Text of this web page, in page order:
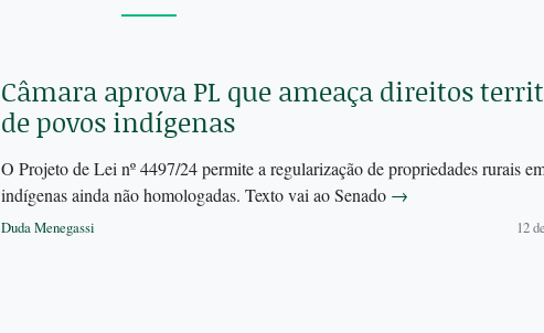
Câmara aprova PL que ameaça direitos
de povos indígenas
O Projeto de Lei nº 4497/24 permite a regularização de propriedades rurais
indígenas ainda não homologadas. Texto vai ao Senado →
Duda Menegassi 12